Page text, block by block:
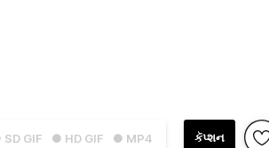
GIF ● HD GIF ● MP4 કૅપ્શન